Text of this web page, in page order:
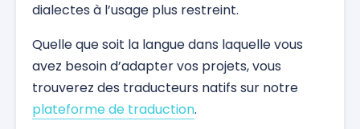
dialectes à l’usage plus restreint.
Quelle que soit la langue dans laquelle vous
avez besoin d’adapter vos projets, vous
trouverez des traducteurs natifs sur notre
plateforme de traduction.